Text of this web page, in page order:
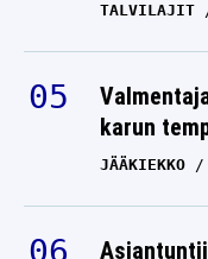
TALVILAJIT
karun
JÄÄKIEKKO